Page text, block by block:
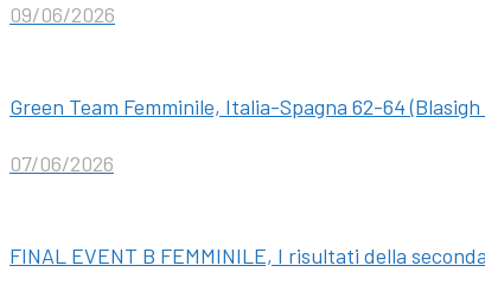
09/06/2026
Green Team Femminile, Italia-Spagna 62-64
07/06/2026
FINAL EVENT B FEMMINILE, I risultati della